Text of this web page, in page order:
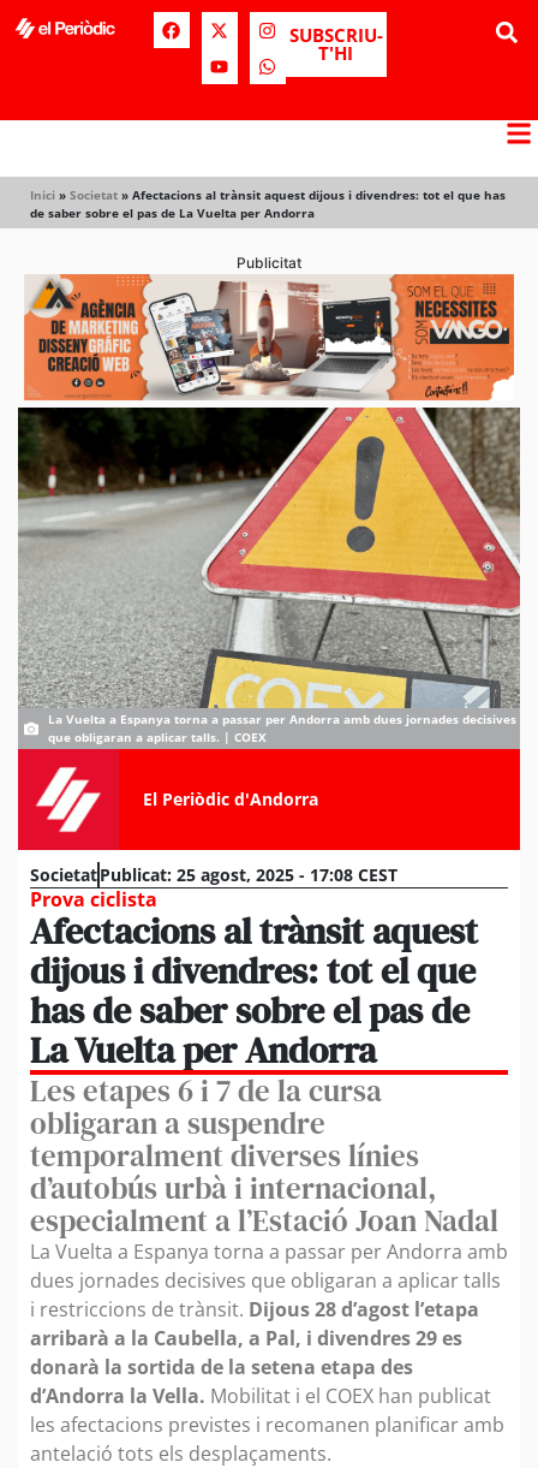
SUBSCRIU-
T'HI
Inici » Societat » Afectacions al trànsit aquest dijous i divendres: tot el que has
de saber sobre el pas de La Vuelta per Andorra
Publicitat
La Vuelta a Espanya torna a passar per Andorra amb dues jornades decisives
que obligaran a aplicar talls. | COEX
El Periòdic d'Andorra
SocietatPublicat: 25 agost, 2025 - 17:08 CEST
Prova ciclista
Afectacions al trànsit aquest
dijous i divendres: tot el que
has de saber sobre el pas de
La Vuelta per Andorra
Les etapes 6 i 7 de la cursa
obligaran a suspendre
temporalment diverses línies
d’autobús urbà i internacional,
especialment a l’Estació Joan Nadal
La Vuelta a Espanya torna a passar per Andorra amb
dues jornades decisives que obligaran a aplicar talls
i restriccions de trànsit. Dijous 28 d’agost l’etapa
arribarà a la Caubella, a Pal, i divendres 29 es
donarà la sortida de la setena etapa des
d’Andorra la Vella. Mobilitat i el COEX han publicat
les afectacions previstes i recomanen planificar amb
antelació tots els desplaçaments.